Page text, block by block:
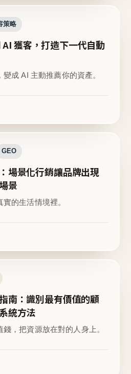
策略
獲客，打造下一代自動
成 AI 主動推薦你的資產。
GEO
場景化行銷讓品牌出現
景
的生活情境裡。
南：識別最有價值的顧
統方法
，把資源放在對的人身上。